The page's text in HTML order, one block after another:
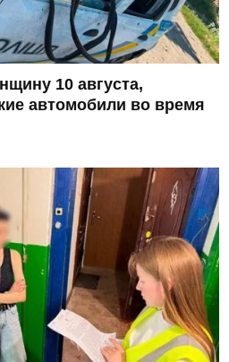
10 августа,
автомобили во время